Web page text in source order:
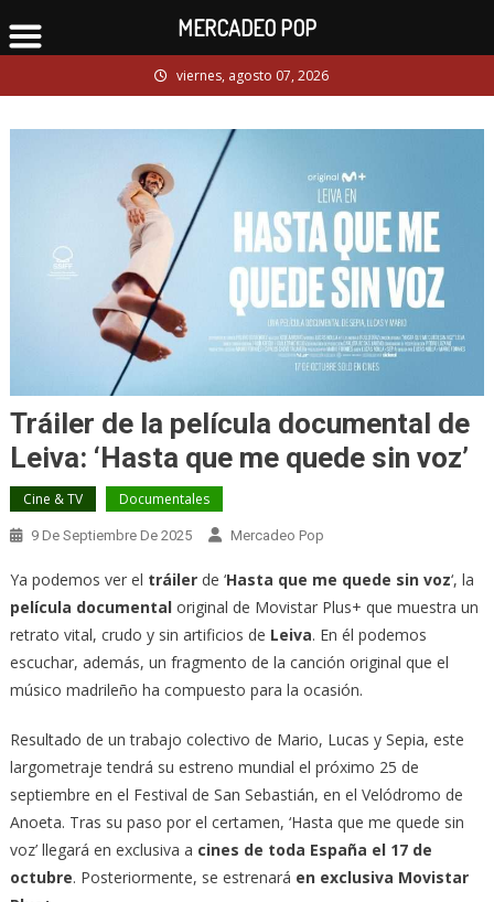
to
viernes, agosto 07, 2026
Tráiler de la película documental de
Leiva: ‘Hasta que me quede sin voz’
Cine & TV Documentales
9 De Septiembre De 2025 Mercadeo Pop
Ya podemos ver el tráilerde ‘Hasta que me quede sin voz‘, la
película documentaloriginal de Movistar Plus+ que muestra un
retrato vital, crudo y sin artificios de Leiva. En él podemos
escuchar, además, un fragmento de la canción original que el
músico madrileño ha compuesto para la ocasión.
Resultado de un trabajo colectivo de Mario, Lucas y Sepia, este
largometraje tendrá su estreno mundial el próximo 25 de
septiembre en el Festival de San Sebastián, en el Velódromo de
Anoeta. Tras su paso por el certamen, ‘Hasta que me quede sin
voz’ llegará en exclusiva a cines de toda España el 17 de
octubre. Posteriormente, se estrenará en exclusiva Movistar
MERCADEO POP